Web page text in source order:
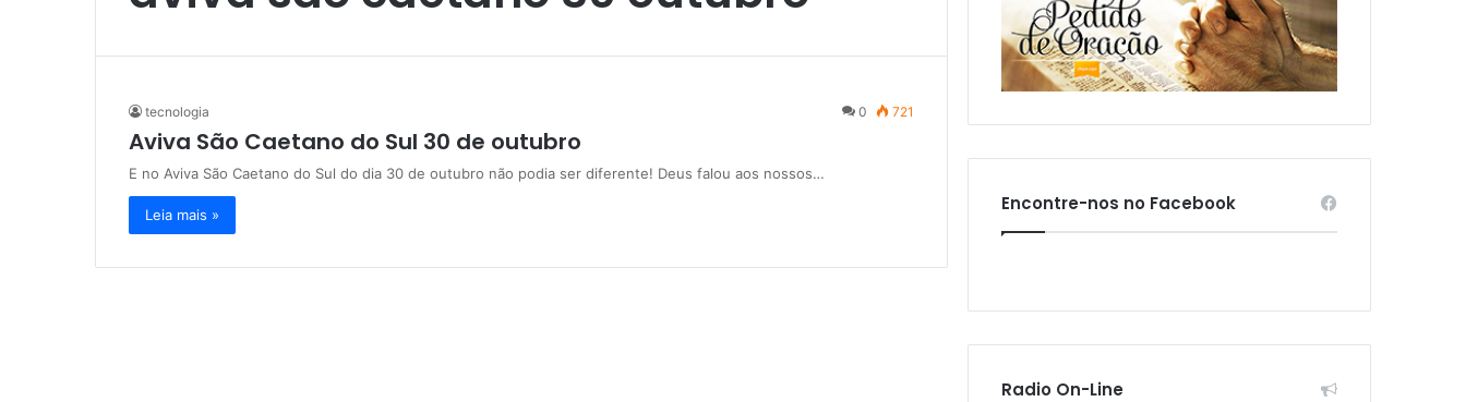
tecnologia 0 721
Aviva São Caetano do Sul 30 de outubro
E no Aviva São Caetano do Sul do dia 30 de outubro não podia ser diferente! Deus falou aos nossos…
Leia mais »
Encontre-nos no Facebook
Radio On-Line